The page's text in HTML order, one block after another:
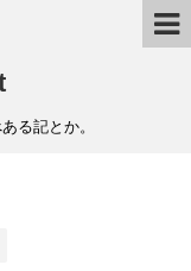
る記とか。